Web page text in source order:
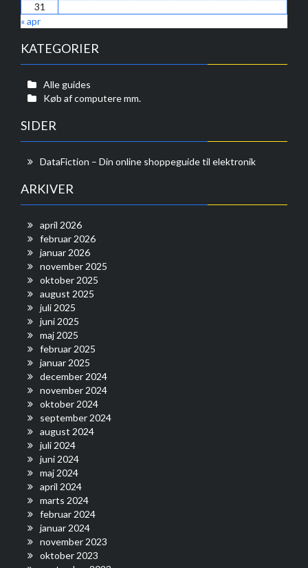
31
« apr
KATEGORIER
Alle guides
Køb af computere mm.
SIDER
DataFiction – Din online shoppeguide til elektronik
ARKIVER
april 2026
februar 2026
januar 2026
november 2025
oktober 2025
august 2025
juli 2025
juni 2025
maj 2025
februar 2025
januar 2025
december 2024
november 2024
oktober 2024
september 2024
august 2024
juli 2024
juni 2024
maj 2024
april 2024
marts 2024
februar 2024
januar 2024
november 2023
oktober 2023